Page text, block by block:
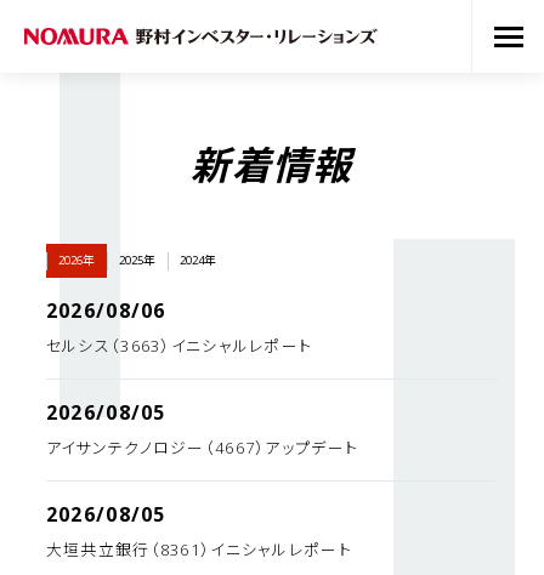
新着情報
2026年 2025年 2024年
2026/08/06
セルシス（3663）イニシャルレポート
2026/08/05
アイサンテクノロジー（4667）アップデート
2026/08/05
大垣共立銀行（8361）イニシャルレポート